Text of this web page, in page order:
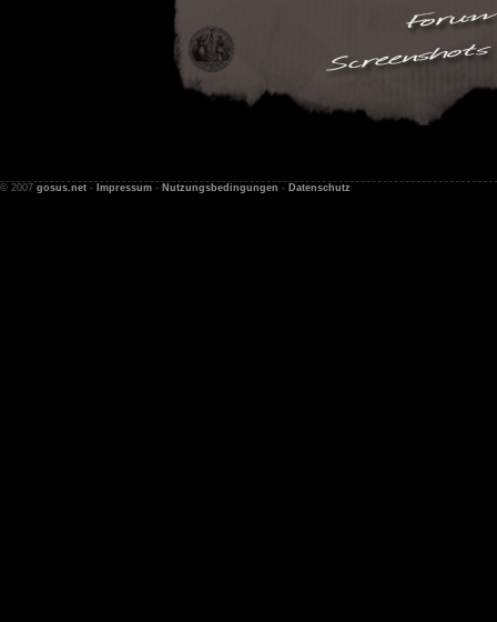
© 2007 gosus.net - Impressum - Nutzungsbedingungen - Datenschutz